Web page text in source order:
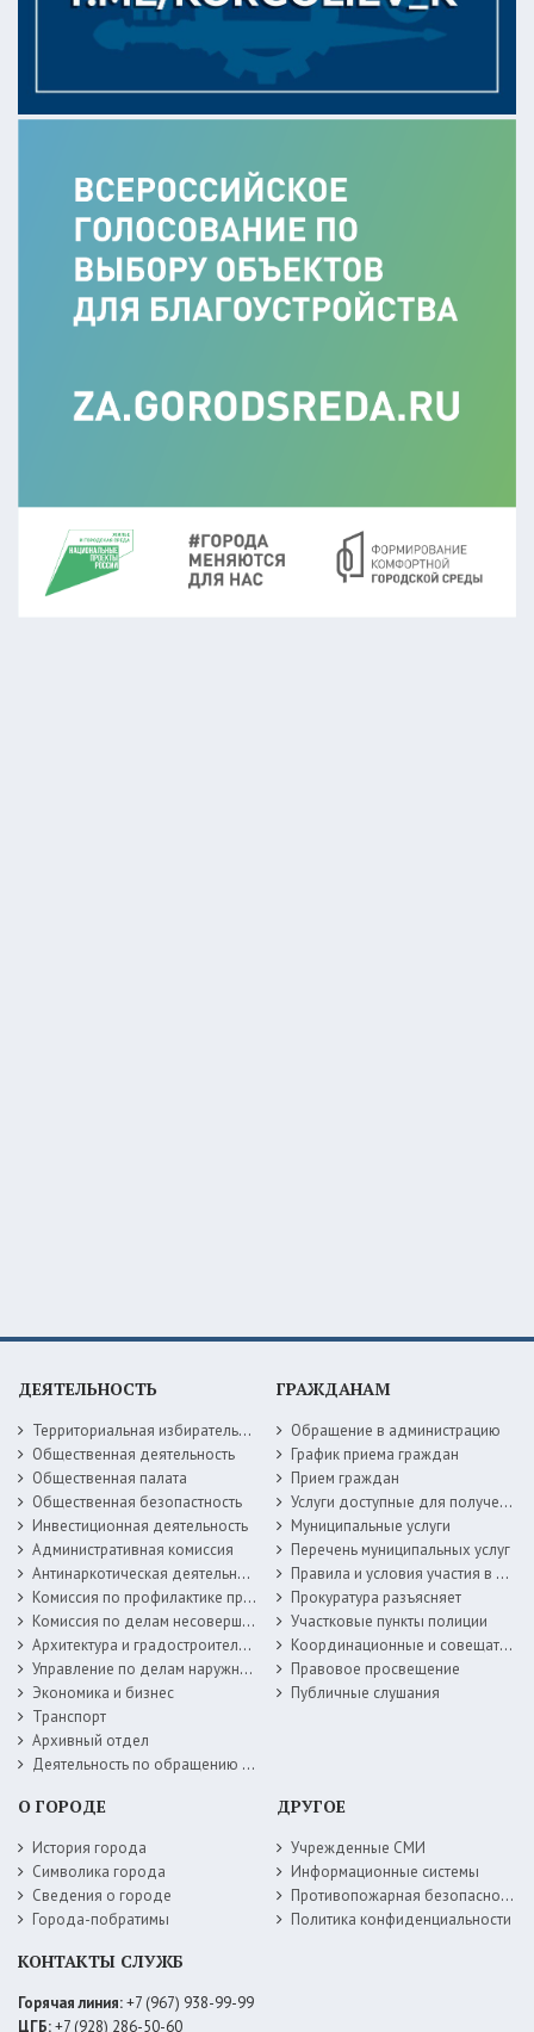
ДЕЯТЕЛЬНОСТЬ
Территориальная избирательная комиссия
Общественная деятельность
Общественная палата
Общественная безопастность
Инвестиционная деятельность
Административная комиссия
Антинаркотическая деятельность
Комиссия по профилактике правонарушений
Комиссия по делам несовершеннолетних
Архитектура и градостроительство
Управление по делам наружной рекламы
Экономика и бизнес
Транспорт
Архивный отдел
Деятельность по обращению с животными без владельцев
ГРАЖДАНАМ
Обращение в администрацию
График приема граждан
Прием граждан
Услуги доступные для получения в электронной форме
Муниципальные услуги
Перечень муниципальных услуг
Правила и условия участия в жилищных программах
Прокуратура разъясняет
Участковые пункты полиции
Координационные и совещательные органы
Правовое просвещение
Публичные слушания
О ГОРОДЕ
История города
Символика города
Сведения о городе
Города-побратимы
ДРУГОЕ
Учрежденные СМИ
Информационные системы
Противопожарная безопасность
Политика конфиденциальности
КОНТАКТЫ СЛУЖБ
Горячая линия:+7 (967) 938-99-99
ЦГБ:+7 (928) 286-50-60